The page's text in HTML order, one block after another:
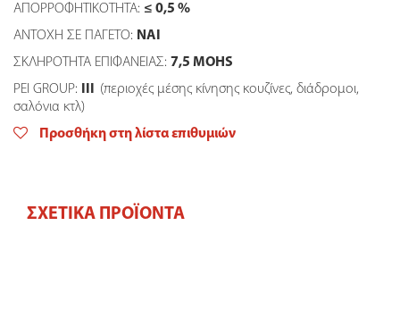
ΑΠΟΡΡΟΦΗΤΙΚΟΤΗΤΑ: ≤ 0,5 %
ΑΝΤΟΧΗ ΣΕ ΠΑΓΕΤΟ: ΝΑΙ
ΣΚΛΗΡΟΤΗΤΑ ΕΠΙΦΑΝΕΙΑΣ: 7,5 MOHS
PEI GROUP:
(περιοχές μέσης κίνησης κουζίνες, διάδρομοι,
σαλόνια κτλ)
Προσθήκη στη λίστα επιθυμιών
ΣΧΕΤΙΚΆ ΠΡΟΪΌΝΤΑ